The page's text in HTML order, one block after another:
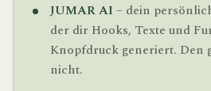
JUMAR AI – dein
der dir Hooks, Texte und
Knopfdruck generiert. Den
nicht.